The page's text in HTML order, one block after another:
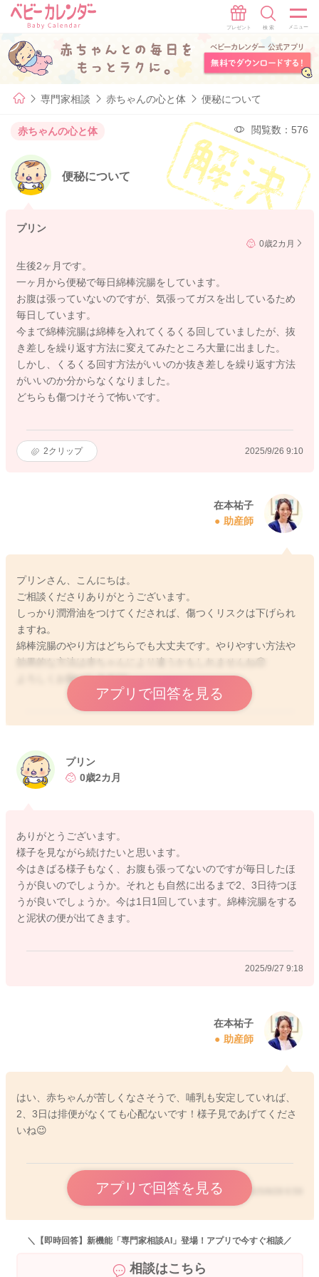
専門家相談 赤ちゃんの心と体 便秘について
赤ちゃんの心と体 閲覧数：576
便秘について
プリン
0歳2カ月
生後2ヶ月です。
一ヶ月から便秘で毎日綿棒浣腸をしています。
お腹は張っていないのですが、気張ってガスを出しているため
毎日しています。
今まで綿棒浣腸は綿棒を入れてくるくる回していましたが、抜
き差しを繰り返す方法に変えてみたところ大量に出ました。
しかし、くるくる回す方法がいいのか抜き差しを繰り返す方法
がいいのか分からなくなりました。
どちらも傷つけそうで怖いです。
2クリップ 2025/9/26 9:10
在本祐子
助産師
プリンさん、こんにちは。
ご相談くださりありがとうございます。
しっかり潤滑油をつけてくだされば、傷つくリスクは下げられ
ますね。
綿棒浣腸のやり方はどちらでも大丈夫です。やりやすい方法や
効果的な方法は赤ちゃんにより違うかもしれませんね😊
よろしくお願いします🙇‍♂️
アプリで回答を見る
プリン
0歳2カ月
ありがとうございます。
様子を見ながら続けたいと思います。
今はきばる様子もなく、お腹も張ってないのですが毎日したほ
うが良いのでしょうか。それとも自然に出るまで2、3日待つほ
うが良いでしょうか。今は1日1回しています。綿棒浣腸をする
と泥状の便が出てきます。
2025/9/27 9:18
在本祐子
助産師
はい、赤ちゃんが苦しくなさそうで、哺乳も安定していれば、
2、3日は排便がなくても心配ないです！様子見であげてくださ
いね😉
アプリで回答を見る 2025/9/28 6:59
＼【即時回答】新機能「専門家相談AI」登場！アプリで今すぐ相談／
相談はこちら